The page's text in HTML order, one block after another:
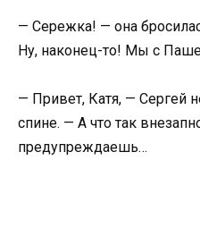
— Сережка! — она
Ну, наконец-то! Мы с
— Привет, Катя, — Сергей
спине. — А что так
предупреждаешь…